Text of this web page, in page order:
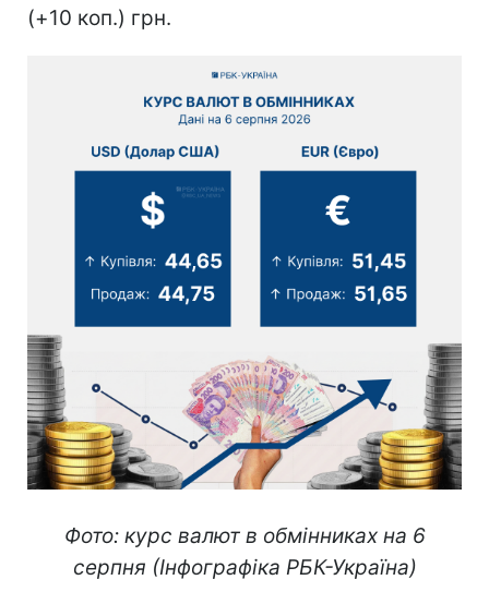
(+10 коп.) грн.
Фото: курс валют в обмінниках на 6
серпня (Інфографіка РБК-Україна)